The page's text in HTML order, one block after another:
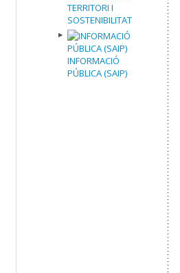
TERRITORI I
SOSTENIBILITAT
INFORMACIÓ
PÚBLICA (SAIP)